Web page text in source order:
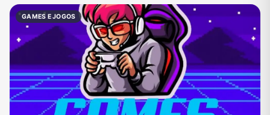
GAMES E JOGOS